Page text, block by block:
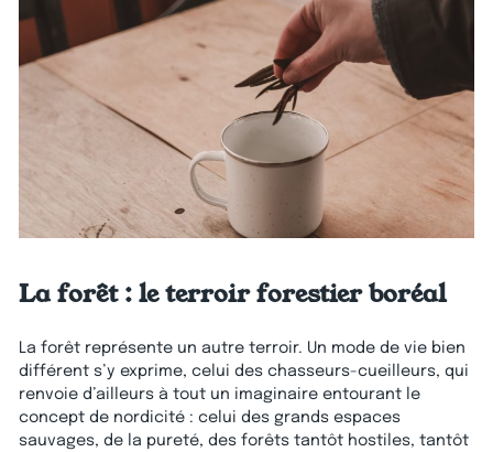
La forêt : le terroir forestier boréal
La forêt représente un autre terroir. Un mode de vie bien
différent s’y exprime, celui des chasseurs-cueilleurs, qui
renvoie d’ailleurs à tout un imaginaire entourant le
concept de nordicité : celui des grands espaces
sauvages, de la pureté, des forêts tantôt hostiles, tantôt